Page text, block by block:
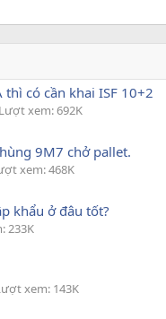
thì có cần khai ISF 10+2
Lượt xem: 692K
9M7 chở pallet.
xem: 468K
khẩu ở đâu tốt?
233K
xem: 143K